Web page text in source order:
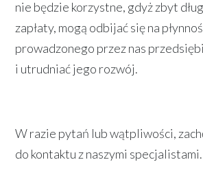
nie będzie korzystne, gdyż zbyt
zapłaty, mogą odbijać się na
prowadzonego przez nas
i utrudniać jego rozwój.
W razie pytań lub wątpliwości,
do kontaktu z naszymi specjalistami.